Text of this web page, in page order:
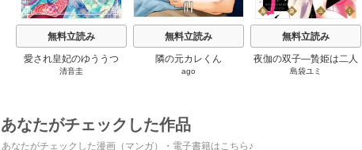
無料立読み
愛され皇妃のゆううつ
清音圭
無料立読み
隣の元カレくん
ago
無料立読み
夜伽の双子―贄姫は二人
の王子に愛される―
島袋ユミ
あなたがチェックした作品
あなたがチェックした漫画（マンガ）・電子書籍はこちら♪